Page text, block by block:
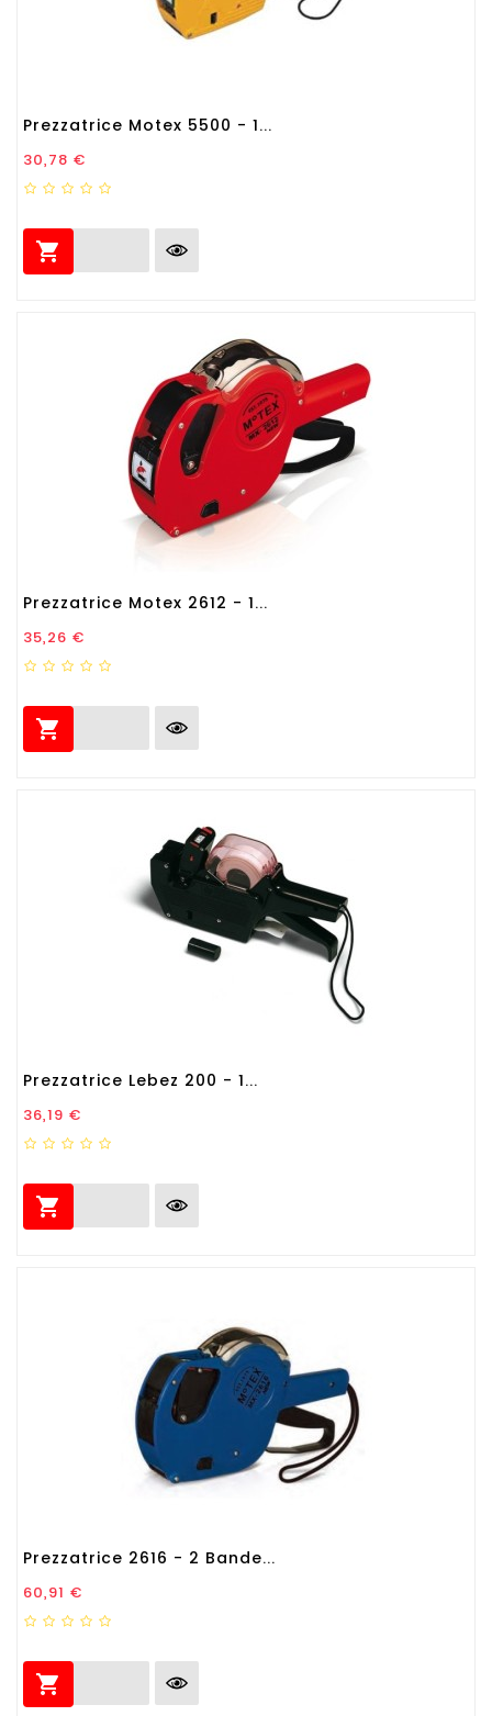
Prezzatrice Motex 5500 - 1...
Prezzo
30,78 €

Prezzatrice Motex 2612 - 1...
Prezzo
35,26 €

Prezzatrice Lebez 200 - 1...
Prezzo
36,19 €

Prezzatrice 2616 - 2 Bande...
Prezzo
60,91 €
